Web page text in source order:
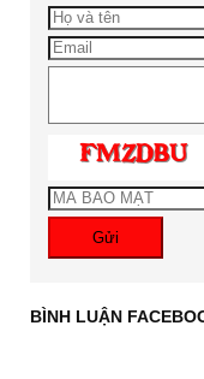
Gửi
BÌNH LUẬN